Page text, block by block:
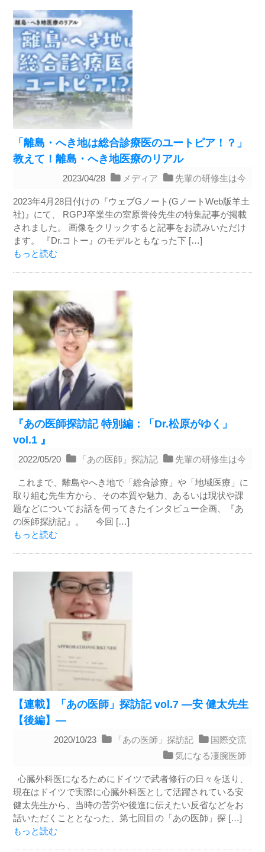
「離島・へき地は総合診療医のユートピア！？」
教えて！離島・へき地医療のリアル
2023/04/28 メディア 先輩の研修生は今
2023年4月28日付けの『ウェブGノート(GノートWeb版羊土
社)』にて、 RGPJ卒業生の室原誉伶先生の特集記事が掲載
されました。 画像をクリックすると記事をお読みいただけ
ます。 『Dr.コトー』のモデルともなった下 […]
もっと読む
『あの医師探訪記 特別編：「Dr.松原がゆく」
vol.1 』
2022/05/20 「あの医師」探訪記 先輩の研修生は今
これまで、離島やへき地で「総合診療」や「地域医療」に
取り組む先生方から、その本質や魅力、あるいは現状や課
題などについてお話を伺ってきたインタビュー企画、『あ
の医師探訪記』。 今回 […]
もっと読む
【連載】「あの医師」探訪記 vol.7 ―安 健太先生
【後編】―
2020/10/23 「あの医師」探訪記
国際交流
気になる凄腕医師
心臓外科医になるためにドイツで武者修行の日々を送り、
現在はドイツで実際に心臓外科医として活躍されている安
健太先生から、当時の苦労や後進に伝えたい反省などをお
話いただくこととなった、第七回目の「あの医師」探 […]
もっと読む